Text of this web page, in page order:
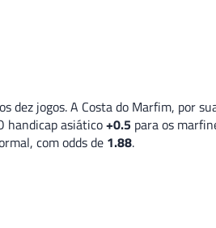
dez jogos. A Costa do Marfim, por
handicap asiático+0.5 para os
com odds de 1.88.